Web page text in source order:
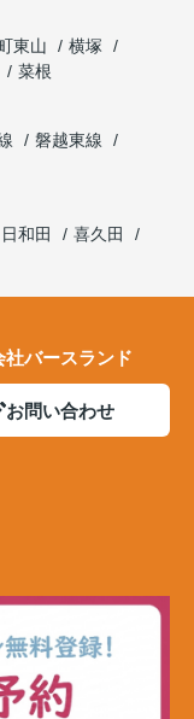
東山
横塚
菜根
磐越東線
日和田
喜久田
バースランド
お問い合わせ